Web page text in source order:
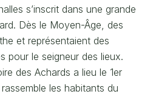
s’inscrit dans une grande
Dès le Moyen-Âge, des
et représentaient des
pour le seigneur des lieux.
des Achards a lieu le 1er
les habitants du